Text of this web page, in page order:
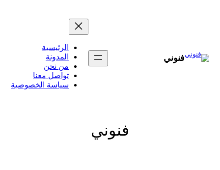
فنوني
الرئيسية
المدونة
من نحن
تواصل معنا
سياسة الخصوصية
فنوني